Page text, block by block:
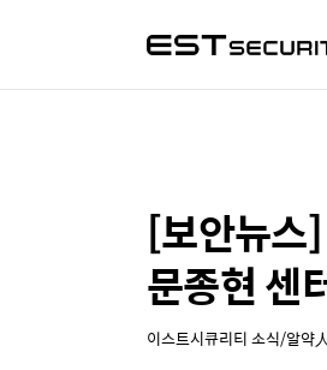
상
세
컨
텐
본
문
제
목
[보안뉴스
문종현 센
이스트시큐리티 소식/알약